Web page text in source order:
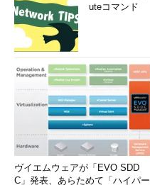
uteコマンド
ヴイエムウェアが「EVO SDD
C」発表、あらためて「ハイパー